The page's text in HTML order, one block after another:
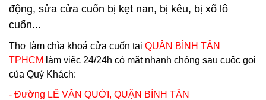
động, sửa cửa cuốn bị kẹt nan, bị kêu, bị xổ lô
cuốn...
Thợ làm chìa khoá cửa cuốn tại QUẬN BÌNH TÂN
TPHCM làm việc 24/24h có mặt nhanh chóng sau cuộc gọi
của Quý Khách:
- Đường LÊ VĂN QUỚI, QUẬN BÌNH TÂN